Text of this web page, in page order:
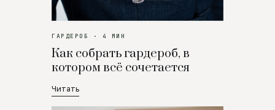
ГАРДЕРОБ · 4 МИН
Как собрать гардероб, в
котором всё сочетается
Читать